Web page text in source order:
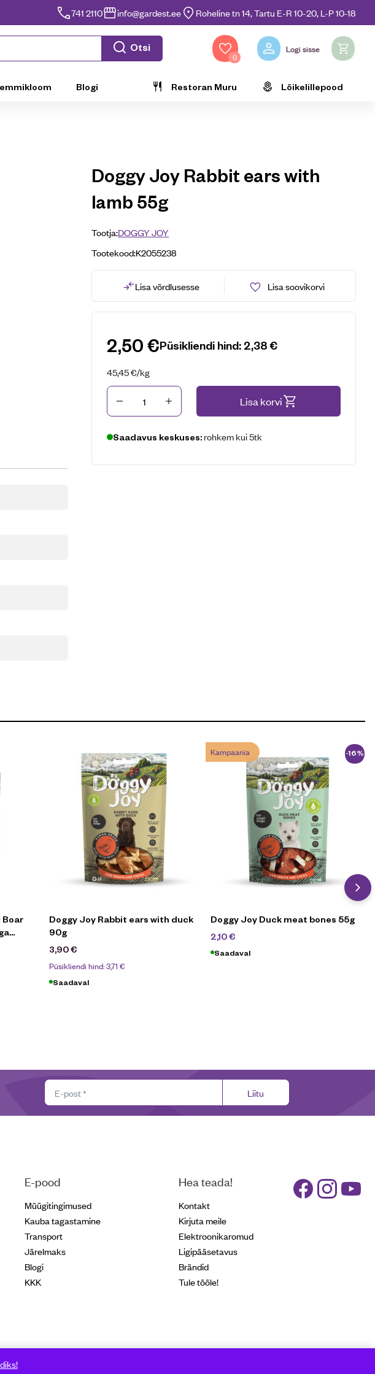
741 2110 info@gardest.ee Roheline tn 14, Tartu E-R 10-20, L-P 10-18
Otsi
0
Logi sisse
Blogi Restoran Muru Lõikelillepood
Doggy Joy Rabbit ears with
lamb 55g
Tootja:DOGGY JOY
Tootekood:K2055238
Lisa võrdlusesse Lisa soovikorvi
2,50€Püsikliendi hind: 2,38€
45,45€/kg
Kogus Lisa korvi
Saadavus keskuses: rohkem kui 5tk
Boar
Doggy Joy Rabbit ears with duck
90g
3,90€
Püsikliendi hind:3,71 €
Saadaval
Kampaania -16%
Doggy Joy Duck meat bones 55g
2,10€
Saadaval
Liitu
E-pood
Müügitingimused
Kauba tagastamine
Transport
Järelmaks
Blogi
KKK
Hea teada!
Kontakt
Kirjuta meile
Elektroonikaromud
Ligipääsetavus
Brändid
Tule tööle!